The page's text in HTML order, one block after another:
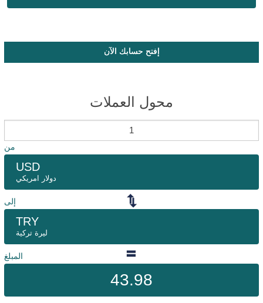
إفتح حسابك الآن
محول العملات
من
USD
دولار امريكي
إلى
TRY
ليرة تركية
المبلغ
43.98